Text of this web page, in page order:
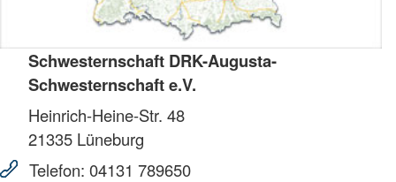
Schwesternschaft DRK-Augusta-
Schwesternschaft e.V.
Heinrich-Heine-Str. 48
21335 Lüneburg
Telefon: 04131 789650